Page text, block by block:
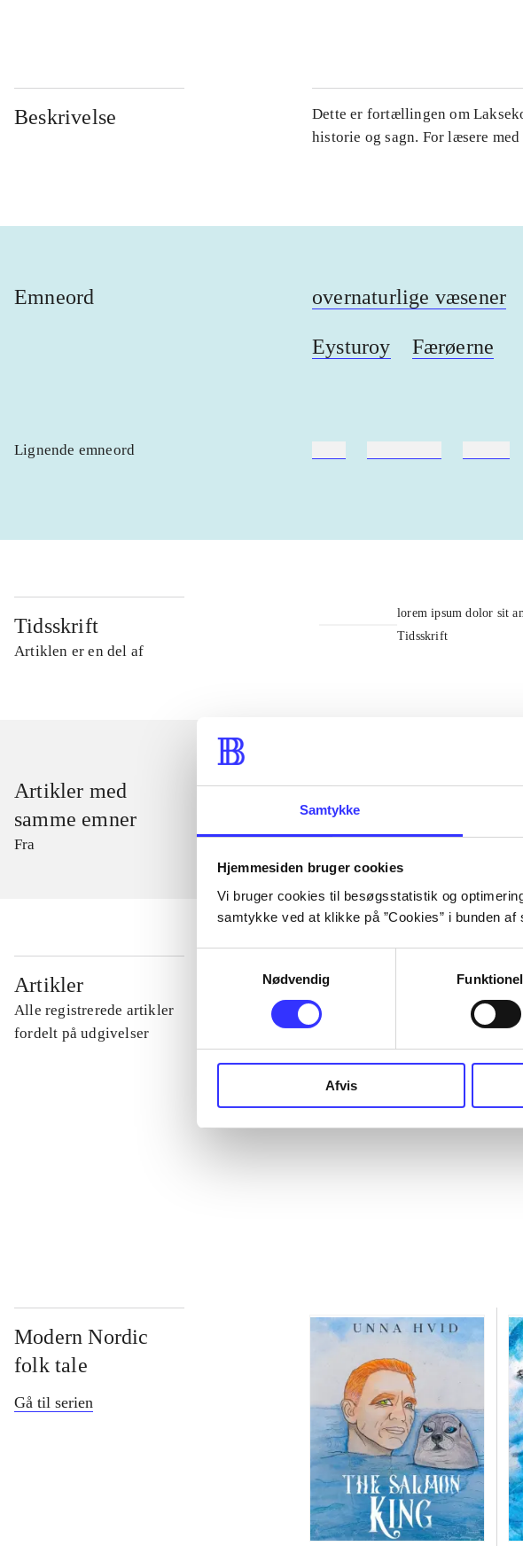
Samtykke
Hjemmesiden bruger cookies
Vi bruger cookies til besøgsstatistik og
samtykke ved at klikke på ”Cookies” i bunden
Nødvendig
Afvis
Beskrivelse
Dette er fortællingen om
historie og sagn. For læsere
Emneord overnaturlige væsener
Eysturoy Færøerne
Lignende emneord
Tidsskrift
Artiklen er en del af
lorem ipsum dolor sit
Tidsskrift
Artikler med
samme emner
Fra
Artikler
Alle registrerede artikler
fordelt på udgivelser
...
...
Modern Nordic
folk tale
Gå til serien